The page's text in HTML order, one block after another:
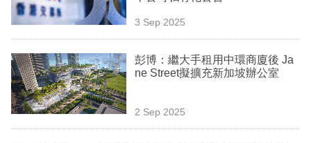
科
技
職
場
生
3 Sep 2025
彭博：繼大手租用中環商廈後 Ja
ne Street擬擴充新加坡辦公室
2 Sep 2025